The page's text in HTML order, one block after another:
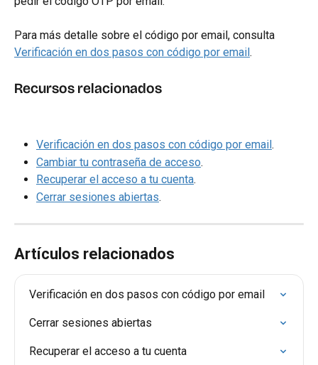
Para más detalle sobre el código por email, consulta
Verificación en dos pasos con código por email .
Recursos relacionados
Verificación en dos pasos con código por email .
Cambiar tu contraseña de acceso.
Recuperar el acceso a tu cuenta.
Cerrar sesiones abiertas.
Artículos relacionados
Verificación en dos pasos con código por email
Cerrar sesiones abiertas
Recuperar el acceso a tu cuenta